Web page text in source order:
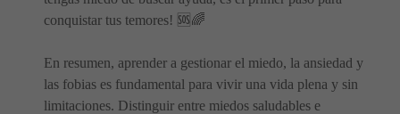
conquistar tus temores! 🆘🌈
En resumen, aprender a gestionar el miedo, la ansiedad y
las fobias es fundamental para vivir una vida plena y sin
limitaciones. Distinguir entre miedos saludables e